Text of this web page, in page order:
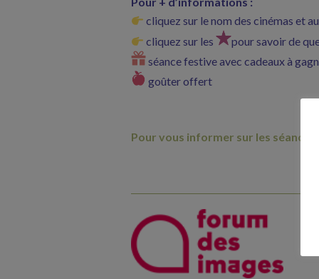
cliquez sur le nom des cinémas et
cliquez sur les
pour savoir de
séance festive avec cadeaux à
goûter offert
Pour vous informer sur les